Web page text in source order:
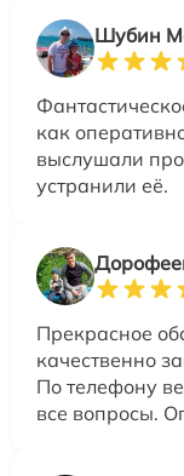
Шубин
как
выслушали
устранили её.
Прекрасное
качественно
По телефону
все вопросы.